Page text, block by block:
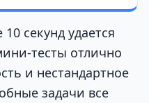
секунд удается
тесты отлично
и нестандартное
задачи все